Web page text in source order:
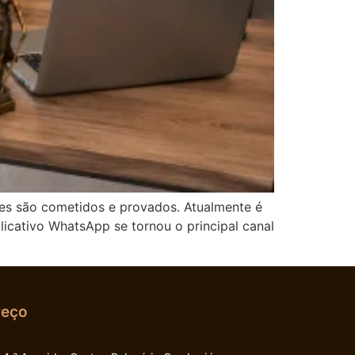
são cometidos e provados. Atualmente é
WhatsApp se tornou o principal canal